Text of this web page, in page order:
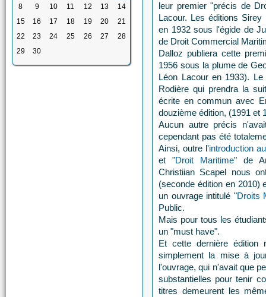
8
9 10 11 12 13
14
15
16 17 18 19 20
21
22
23 24 25 26 27
28
29
30
leur premier "précis de
Lacour. Les éditions
en 1932 sous l'égide de
de Droit Commercial
Dalloz publiera cette
1956 sous la plume de
Léon Lacour en 1933).
Rodière qui prendra la
écrite en commun avec
douzième édition, (1991 et
Aucun autre précis
cependant pas été
Ainsi, outre l'introduction
et "Droit Maritime" de
Christiian Scapel nous
(seconde édition en 2010)
un ouvrage intitulé "Droits
Public.
Mais pour tous les
un "must have".
Et cette dernière
simplement la mise à
l'ouvrage, qui n'avait que
substantielles pour tenir
titres demeurent les